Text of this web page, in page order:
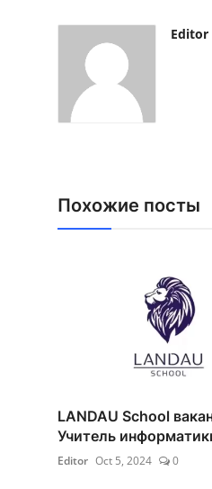
Editor
Похожие посты
LANDAU School
Учитель
Editor Oct 5, 2024 0